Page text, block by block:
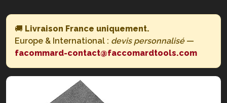
🚚 Livraison France uniquement.
Europe & International : devis personnalisé—
facommard-contact@faccomardtools.com